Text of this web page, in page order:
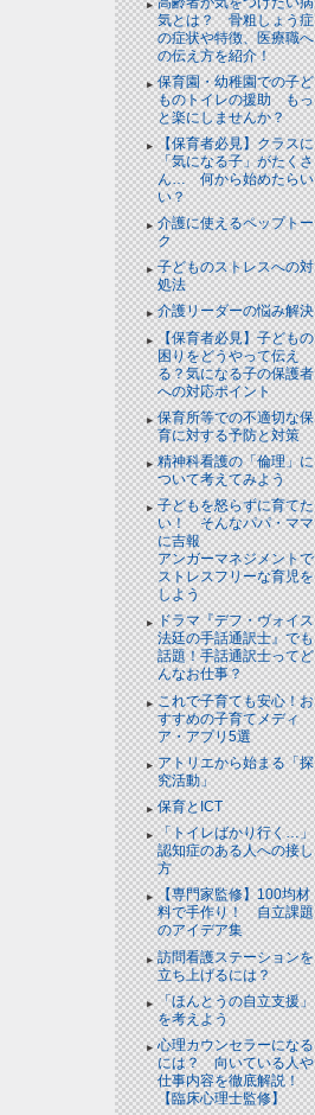
気とは？ 骨粗しょう症
の症状や特徴、医療職へ
の伝え方を紹介！
保育園・幼稚園での子ど
ものトイレの援助 もっ
と楽にしませんか？
【保育者必見】クラスに
「気になる子」がたくさ
ん… 何から始めたらい
い？
介護に使えるペップトー
ク
子どものストレスへの対
処法
介護リーダーの悩み解決
【保育者必見】子どもの
困りをどうやって伝え
る？気になる子の保護者
への対応ポイント
保育所等での不適切な保
育に対する予防と対策
精神科看護の「倫理」に
ついて考えてみよう
子どもを怒らずに育てた
い！ そんなパパ・ママ
に吉報
アンガーマネジメントで
ストレスフリーな育児を
しよう
ドラマ『デフ・ヴォイス
法廷の手話通訳士』でも
話題！手話通訳士ってど
んなお仕事？
これで子育ても安心！お
すすめの子育てメディ
ア・アプリ5選
アトリエから始まる「探
究活動」
保育とICT
「トイレばかり行く…」
認知症のある人への接し
方
【専門家監修】100均材
料で手作り！ 自立課題
のアイデア集
訪問看護ステーションを
立ち上げるには？
「ほんとうの自立支援」
を考えよう
心理カウンセラーになる
には？ 向いている人や
仕事内容を徹底解説！
【臨床心理士監修】